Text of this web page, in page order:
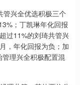
兴全优选积极三个
；丁凯琳年化回报
过11%的刘琦共管兴
，年化回报为负；加
理兴全积极配置混